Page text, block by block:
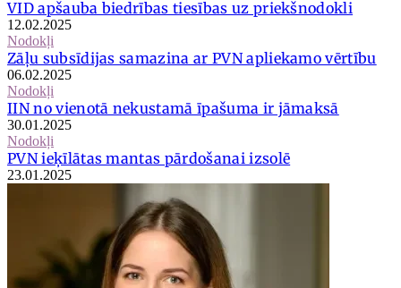
VID apšauba biedrības tiesības uz priekšnodokli
12.02.2025
Nodokļi
Zāļu subsīdijas samazina ar PVN apliekamo vērtību
06.02.2025
Nodokļi
IIN no vienotā nekustamā īpašuma ir jāmaksā
30.01.2025
Nodokļi
PVN ieķīlātas mantas pārdošanai izsolē
23.01.2025